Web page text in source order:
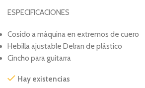
ESPECIFICACIONES
Cosido a máquina en extremos de cuero
Hebilla ajustable Delran de plástico
Cincho para guitarra
Hay existencias